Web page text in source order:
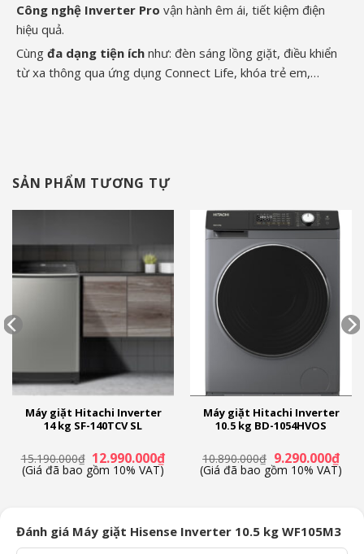
Công nghệ Inverter Pro vận hành êm ái, tiết kiệm điện
hiệu quả.
Cùng đa dạng tiện ích như: đèn sáng lồng giặt, điều khiển
từ xa thông qua ứng dụng Connect Life, khóa trẻ em,…
SẢN PHẨM TƯƠNG TỰ
Máy giặt Hitachi Inverter
14 kg SF-140TCV SL
15.190.000₫ Giá
gốc
là:
12.990.000₫Giá
(Giá đã bao gồm 10% VAT)
Máy giặt Hitachi Inverter
10.5 kg BD-1054HVOS
10.890.000₫ Giá
gốc
là:
9.290.000₫Giá
hiện
tại
(Giá đã bao gồm 10% VAT)
Đánh giá Máy giặt Hisense Inverter 10.5 kg WF105M3